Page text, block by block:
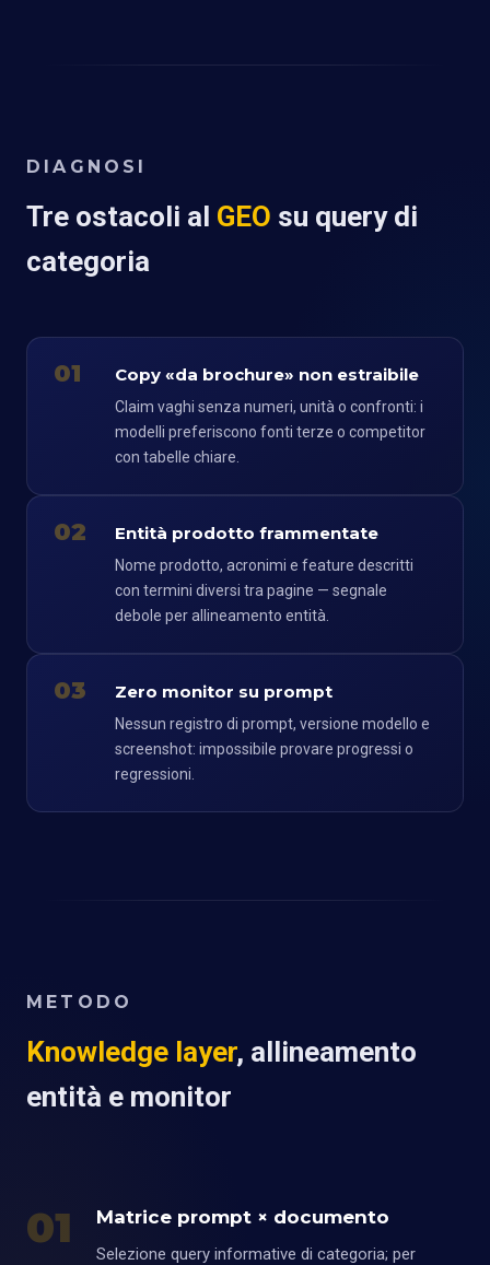
DIAGNOSI
Tre ostacoli al GEO su query di
categoria
01 Copy «da brochure» non estraibile
Claim vaghi senza numeri, unità o confronti: i
modelli preferiscono fonti terze o competitor
con tabelle chiare.
02 Entità prodotto frammentate
Nome prodotto, acronimi e feature descritti
con termini diversi tra pagine — segnale
debole per allineamento entità.
03 Zero monitor su prompt
Nessun registro di prompt, versione modello e
screenshot: impossibile provare progressi o
regressioni.
METODO
Knowledge layer, allineamento
entità e monitor
01 Matrice prompt × documento
Selezione query informative di categoria; per